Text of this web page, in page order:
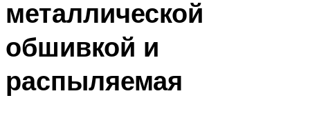
металлической
обшивкой и
распыляемая